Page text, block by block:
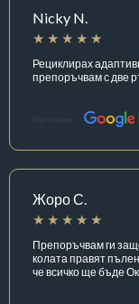
Nicky N.
Рециклирах
препоръчвам с две
Източник:
Жоро С.
Препоръчвам ги
колата правят
че всичко ще бъде